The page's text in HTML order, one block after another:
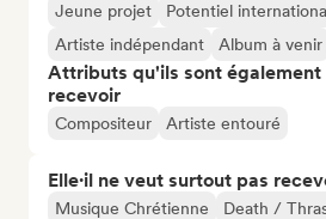
Jeune projet
Potentiel
Artiste indépendant
Album à venir
Attributs qu'ils sont également
recevoir
Compositeur Artiste entouré
Elle·il ne veut surtout pas
Musique Chrétienne Death /